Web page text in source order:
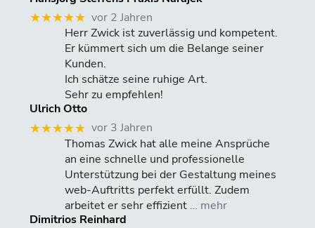
★★★★★ vor 2 Jahren
Herr Zwick ist zuverlässig und kompetent.
Er kümmert sich um die Belange seiner
Kunden.
Ich schätze seine ruhige Art.
Sehr zu empfehlen!
Ulrich Otto
★★★★★ vor 3 Jahren
Thomas Zwick hat alle meine Ansprüche
an eine schnelle und professionelle
Unterstützung bei der Gestaltung meines
web-Auftritts perfekt erfüllt. Zudem
arbeitet er sehr effizient … mehr
Dimitrios Reinhard